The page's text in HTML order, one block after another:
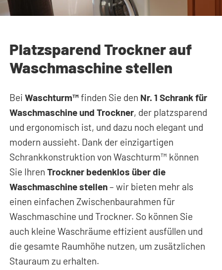
Platzsparend Trockner auf
Waschmaschine stellen
BeiWaschturm™finden Sie den Nr. 1 Schrank für
Waschmaschine und Trockner, der platzsparend
und ergonomisch ist, und dazu noch elegant und
modern aussieht. Dank der einzigartigen
Schrankkonstruktion von Waschturm™ können
Sie IhrenTrockner bedenklos über die
Waschmaschine stellen– wir bieten mehr als
einen einfachen Zwischenbaurahmen für
Waschmaschine und Trockner. So können Sie
auch kleine Waschräume effizient ausfüllen und
die gesamte Raumhöhe nutzen, um zusätzlichen
Stauraum zu erhalten.